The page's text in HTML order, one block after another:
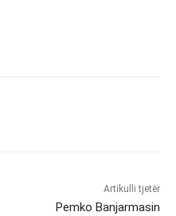
Artikulli tjetër
Pemko Banjarmasin